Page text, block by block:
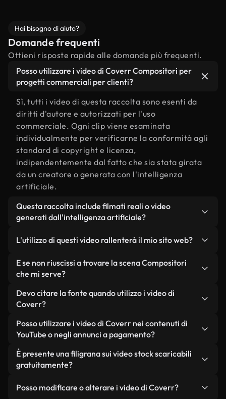
Hai bisogno di aiuto?
Domande frequenti
Ottieni risposte rapide alle domande più frequenti.
Posso utilizzare i video di Coverr Compositori per
progetti commerciali per clienti?
Sì, tutti i video di questa raccolta sono esenti da
diritti d'autore e autorizzati per l'uso
commerciale. Ogni clip viene esaminata
individualmente per verificarne la conformità agli
standard di copyright e licenza,
indipendentemente dal fatto che sia stata girata
da un creatore o generata con l'intelligenza
artificiale.
Questa raccolta include filmati reali o video
generati dall'intelligenza artificiale?
da filmati reali, girati da persone, relativi a
Compositori, e da video generati dall'intelligenza
artificiale. Ogni video è chiaramente etichettato,
L'utilizzo di questi video rallenterà il mio sito web?
Non se scegli le nostre versioni ottimizzate.
Offriamo formati leggeri e pronti per il web,
mantengono alta la qualità, riducono al minimo i
tempi di caricamento e migliorano parametri
come LCP.
E se non riuscissi a trovare la scena Compositori
che mi serve?
Puoi crearne uno all'istante utilizzando Coverr AI
Studio. Ti basta descrivere la scena, ad esempio
pochi secondi un video personalizzato in
conformità con i nostri standard di licenza.
Devo citare la fonte quando utilizzo i video di
Coverr?
Non è richiesto alcun riconoscimento dell'autore.
Tutti i video presenti nella nostra libreria sono
senza citare il creatore, sebbene sia sempre
gradito.
Posso utilizzare i video di Coverr nei contenuti di
YouTube o negli annunci a pagamento?
Sì. Tutti i filmati di Coverr possono essere utilizzati
in video monetizzati su YouTube, promozioni sui
condizione che non si rivendano o ridistribuiscano
È presente una filigrana sui video stock scaricabili
gratuitamente?
reali o generati dall'intelligenza artificiale, include
Posso modificare o alterare i video di Coverr?